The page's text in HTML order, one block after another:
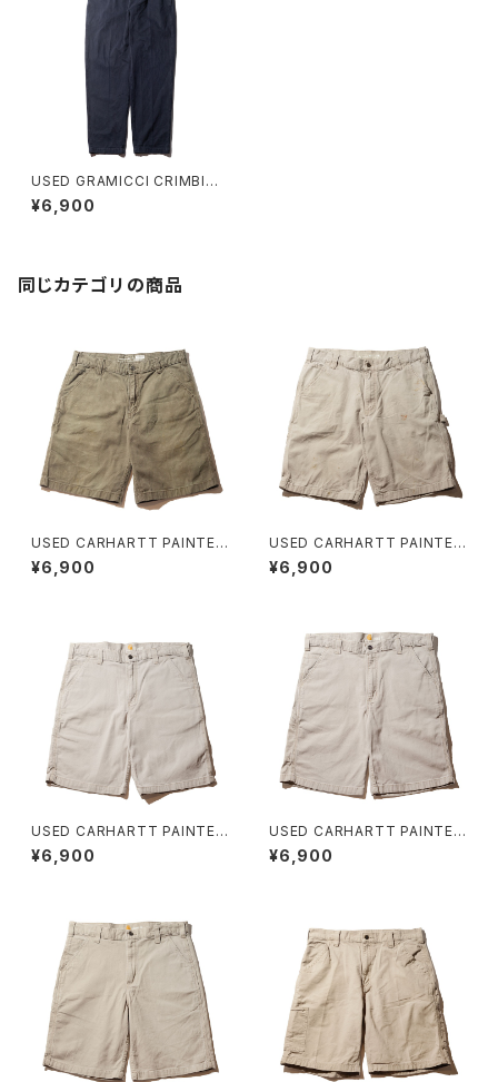
USED GRAMICCI CRIMBING
PANT
¥6,900
同じカテゴリの商品
USED CARHARTT PAINTER
SHORT H ユーズド カーハート
ワークショーツ
¥6,900
USED CARHARTT PAINTER
SHORT G ユーズド カーハート
ワークショーツ
¥6,900
USED CARHARTT PAINTER
SHORT F ユーズド カーハート
ワークショーツ
¥6,900
USED CARHARTT PAINTER
SHORT E ユーズド カーハート
ワークショーツ
¥6,900